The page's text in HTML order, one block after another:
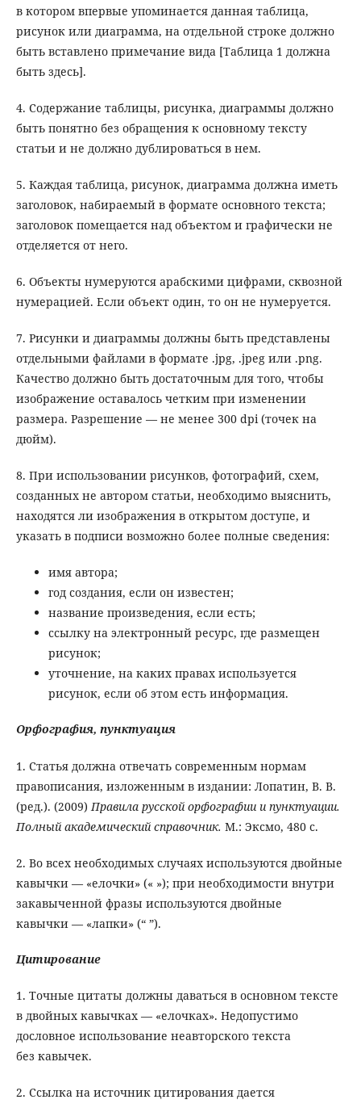
в котором впервые упоминается данная таблица,
рисунок или диаграмма, на отдельной строке должно
быть вставлено примечание вида [Таблица 1 должна
быть здесь].
4. Содержание таблицы, рисунка, диаграммы должно
быть понятно без обращения к основному тексту
статьи и не должно дублироваться в нем.
5. Каждая таблица, рисунок, диаграмма должна иметь
заголовок, набираемый в формате основного текста;
заголовок помещается над объектом и графически не
отделяется от него.
6. Объекты нумеруются арабскими цифрами, сквозной
нумерацией. Если объект один, то он не нумеруется.
7. Рисунки и диаграммы должны быть представлены
отдельными файлами в формате .jpg, .jpeg или .png.
Качество должно быть достаточным для того, чтобы
изображение оставалось четким при изменении
размера. Разрешение — не менее 300 dpi (точек на
дюйм).
8. При использовании рисунков, фотографий, схем,
созданных не автором статьи, необходимо выяснить,
находятся ли изображения в открытом доступе, и
указать в подписи возможно более полные сведения:
имя автора;
год создания, если он известен;
название произведения, если есть;
ссылку на электронный ресурс, где размещен
рисунок;
уточнение, на каких правах используется
рисунок, если об этом есть информация.
Орфография, пунктуация
1. Статья должна отвечать современным нормам
правописания, изложенным в издании: Лопатин, В. В.
(ред.). (2009) Правила русской орфографии и пунктуации.
Полный академический справочник. М.: Эксмо, 480 с.
2. Во всех необходимых случаях используются двойные
кавычки — «елочки» (« »); при необходимости внутри
закавыченной фразы используются двойные
кавычки — «лапки» (“ ”).
Цитирование
1. Точные цитаты должны даваться в основном тексте
в двойных кавычках — «елочках». Недопустимо
дословное использование неавторского текста
без кавычек.
2. Ссылка на источник цитирования дается